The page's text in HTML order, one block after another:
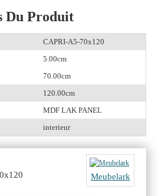
Du Produit
CAPRI-A5-70x120
5.00cm
70.00cm
120.00cm
MDF LAK PANEL
interieur
Meubelark